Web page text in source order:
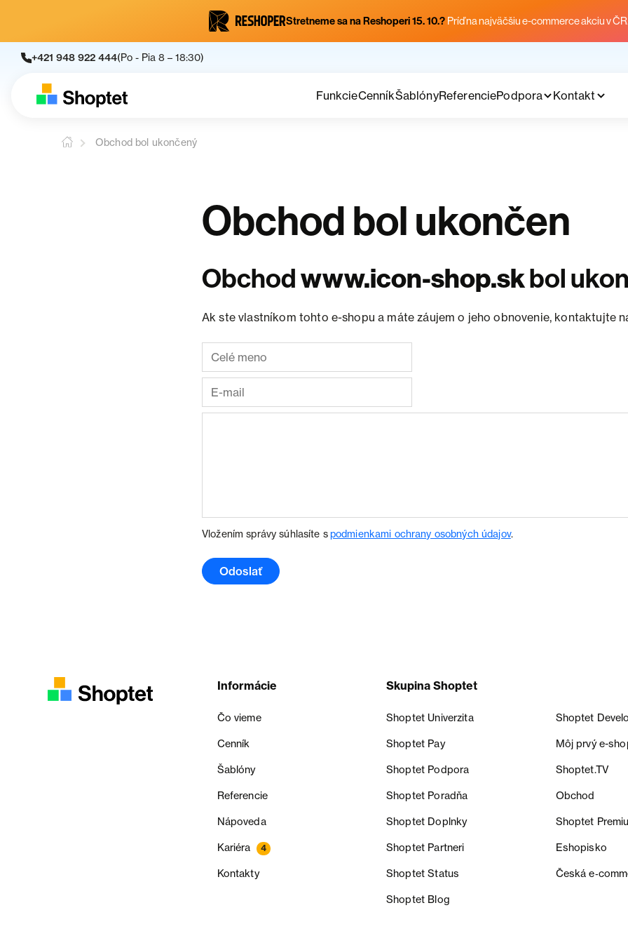
Stretneme sa na Reshoperi 15. 10.? Príď na najväčšiu e-commerce akciu v
+421 948 922 444(Po - Pia 8 – 18:30)
FunkcieCenníkŠablónyReferenciePodpora Kontakt
Obchod bol ukončený
Obchod bol ukončen
Obchodwww.icon-shop.skbol
Ak ste vlastníkom tohto e-shopu a máte záujem o jeho obnovenie, kontaktujte
Vložením správy súhlasíte spodmienkami ochrany osobných údajov.
Odoslať
Informácie
Čo vieme
Cenník
Šablóny
Referencie
Nápoveda
Kariéra 4
Kontakty
Skupina Shoptet
Shoptet Univerzita Shoptet
Shoptet Pay Môj prvý e-
Shoptet Podpora Shoptet.TV
Shoptet Poradňa Obchod
Shoptet Doplnky Shoptet
Shoptet Partneri Eshopisko
Shoptet Status Česká
Shoptet Blog